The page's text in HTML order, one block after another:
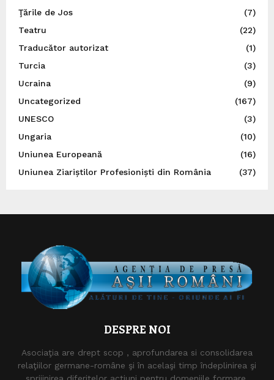
Ţările de Jos
(7)
Teatru
(22)
Traducător autorizat
(1)
Turcia
(3)
Ucraina
(9)
Uncategorized
(167)
UNESCO
(3)
Ungaria
(10)
Uniunea Europeană
(16)
Uniunea Ziariștilor Profesioniști din România
(37)
DESPRE NOI
Asociaţia are drept scop , aprofundarea si consolidarea
relaţiilor germane-române şi în acelaşi timp îndeplinirea şi